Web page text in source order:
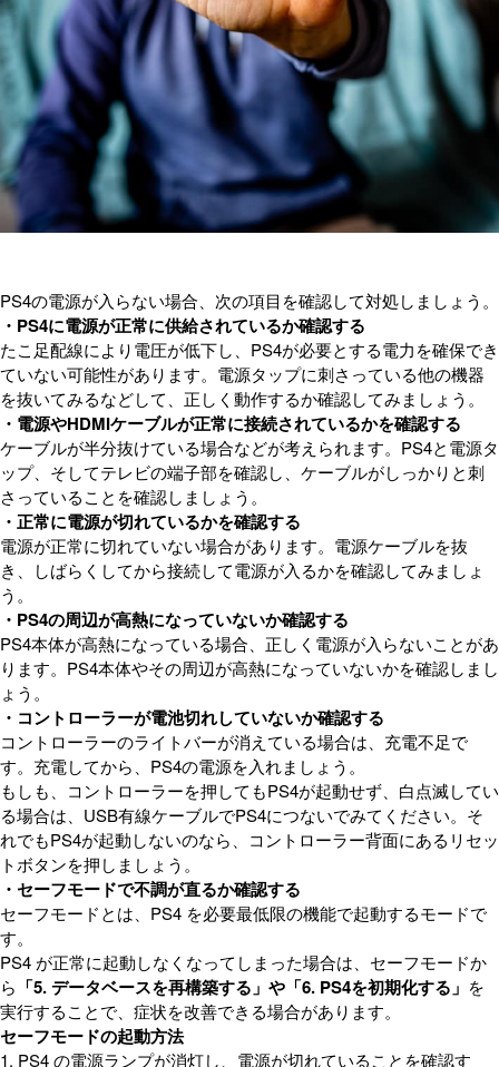
PS4の電源が入らない場合、次の項目を確認して対処しましょう。
・PS4に電源が正常に供給されているか確認する
たこ足配線により電圧が低下し、PS4が必要とする電力を確保でき
ていない可能性があります。電源タップに刺さっている他の機器
を抜いてみるなどして、正しく動作するか確認してみましょう。
・電源やHDMIケーブルが正常に接続されているかを確認する
ケーブルが半分抜けている場合などが考えられます。PS4と電源タ
ップ、そしてテレビの端子部を確認し、ケーブルがしっかりと刺
さっていることを確認しましょう。
・正常に電源が切れているかを確認する
電源が正常に切れていない場合があります。電源ケーブルを抜
き、しばらくしてから接続して電源が入るかを確認してみましょ
う。
・PS4の周辺が高熱になっていないか確認する
PS4本体が高熱になっている場合、正しく電源が入らないことがあ
ります。PS4本体やその周辺が高熱になっていないかを確認しまし
ょう。
・コントローラーが電池切れしていないか確認する
コントローラーのライトバーが消えている場合は、充電不足で
す。充電してから、PS4の電源を入れましょう。
もしも、コントローラーを押してもPS4が起動せず、白点滅してい
る場合は、USB有線ケーブルでPS4につないでみてください。そ
れでもPS4が起動しないのなら、コントローラー背面にあるリセッ
トボタンを押しましょう。
・セーフモードで不調が直るか確認する
セーフモードとは、PS4 を必要最低限の機能で起動するモードで
す。
PS4 が正常に起動しなくなってしまった場合は、セーフモードか
ら 「5. データベースを再構築する」や「6. PS4を初期化する」 を
実行することで、症状を改善できる場合があります。
セーフモードの起動方法
1. PS4 の電源ランプが消灯し、電源が切れていることを確認す